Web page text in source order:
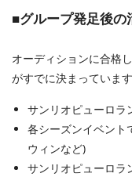
■グループ発足後の
オーディションに合格
がすでに決まっています
サンリオピューロラ
各シーズンイベント
ウィンなど)
サンリオピューロラ